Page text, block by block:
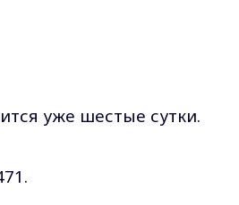
уже шестые сутки.